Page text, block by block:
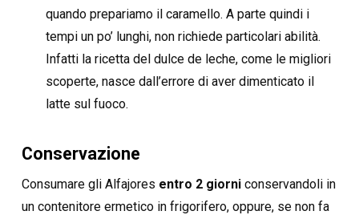
quando prepariamo il caramello. A parte quindi i
tempi un po’ lunghi, non richiede particolari abilità.
Infatti la ricetta del dulce de leche, come le migliori
scoperte, nasce dall’errore di aver dimenticato il
latte sul fuoco.
Conservazione
Consumare gli Alfajores entro 2 giorniconservandoli in
un contenitore ermetico in frigorifero, oppure, se non fa